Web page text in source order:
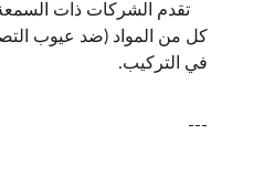
تقدم الشركات ذات
كل من المواد (ضد عيوب
في التركيب.
---